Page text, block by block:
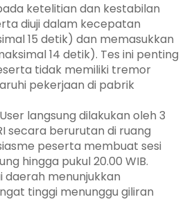
ketelitian dan kestabilan
diuji dalam kecepatan
15 detik) dan memasukkan
14 detik). Tes ini penting
tidak memiliki tremor
pekerjaan di pabrik
langsung dilakukan oleh 3
secara berurutan di ruang
peserta membuat sesi
hingga pukul 20.00 WIB.
menunjukkan
tinggi menunggu giliran